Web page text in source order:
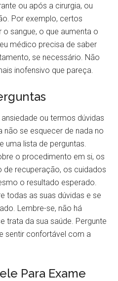
ou após a cirurgia, ou
Por exemplo, certos
sangue, o que aumenta o
médico precisa de saber
se necessário. Não
inofensivo que pareça.
ou termos dúvidas
não se esquecer de nada no
lista de perguntas.
o procedimento em si, os
de recuperação, os cuidados
o resultado esperado.
todas as suas dúvidas e se
Lembre-se, não há
trata da sua saúde. Pergunte
sentir confortável com a
Para Exame